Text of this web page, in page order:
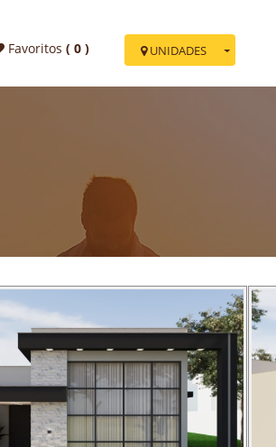
Favoritos ( 0 ) UNIDADES
Você esta em Nova